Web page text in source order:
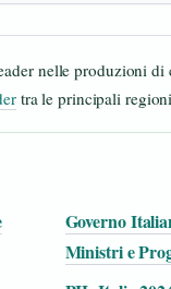
nelle produzioni di
tra le principali
Governo
Ministri e